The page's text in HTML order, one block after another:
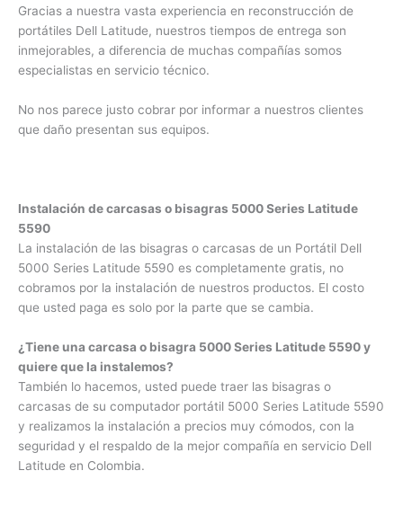
de alta calidad y completamente segura para el medio
ambiente,
Gracias a nuestra vasta experiencia en reconstrucción de
inmejorables, a diferencia de muchas compañías somos
especialistas en servicio técnico.
Instalación de carcasas o bisagras 5000 Series Latitude
5590
La instalación de las bisagras o carcasas de un Portátil Dell
cobramos por la instalación de nuestros productos. El costo
que usted paga es solo por la parte que se cambia.
¿Tiene una carcasa o bisagra 5000 Series Latitude 5590 y
quiere que la instalemos?
También lo hacemos, usted puede traer las bisagras o
carcasas de su computador portátil 5000 Series Latitude